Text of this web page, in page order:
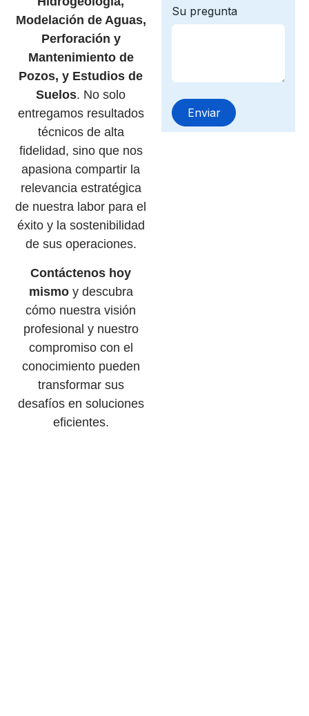
Modelación de Aguas,
Perforación y
Mantenimiento de
Pozos, y Estudios de
Suelos. No solo
entregamos resultados
técnicos de alta
fidelidad, sino que nos
apasiona compartir la
relevancia estratégica
de nuestra labor para el
éxito y la sostenibilidad
de sus operaciones.
Contáctenos hoy
mismoy descubra
cómo nuestra visión
profesional y nuestro
compromiso con el
conocimiento pueden
transformar sus
desafíos en soluciones
eficientes.